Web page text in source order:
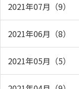
2021年07月（9）
2021年06月（8）
2021年05月（5）